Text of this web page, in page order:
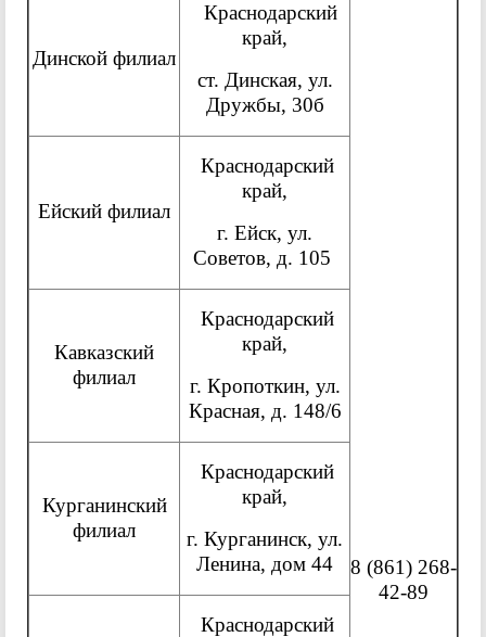
8 (861) 268-
42-89
Динской филиал
Краснодарский
край,
ст. Динская, ул.
Дружбы, 30б
Ейский филиал
Краснодарский
край,
г. Ейск, ул.
Советов, д. 105
Кавказский
филиал
Краснодарский
край,
г. Кропоткин, ул.
Красная, д. 148/6
Курганинский
филиал
Краснодарский
край,
г. Курганинск, ул.
Ленина, дом 44
Краснодарский